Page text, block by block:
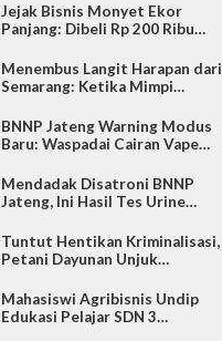
Jejak Bisnis Monyet Ekor
Panjang: Dibeli Rp 200 Ribu…
Menembus Langit Harapan dari
Semarang: Ketika Mimpi…
BNNP Jateng Warning Modus
Baru: Waspadai Cairan Vape…
Mendadak Disatroni BNNP
Jateng, Ini Hasil Tes Urine…
Tuntut Hentikan Kriminalisasi,
Petani Dayunan Unjuk…
Mahasiswi Agribisnis Undip
Edukasi Pelajar SDN 3…